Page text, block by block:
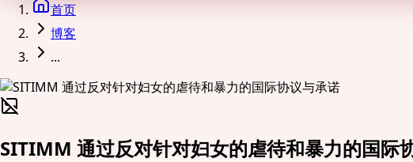
首页
博客
...
SITIMM 通过反对针对妇女的虐待和暴力的国际